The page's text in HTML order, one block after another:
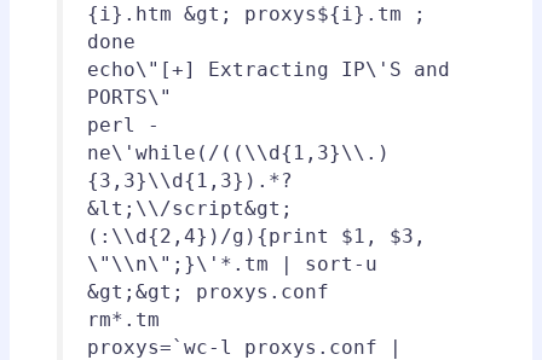
{i}.htm &gt; proxys${i}.tm ;
done
echo\"[+] Extracting IP\'S and
PORTS\"
perl -
ne\'while(/((\\d{1,3}\\.)
{3,3}\\d{1,3}).*?
&lt;\\/script&gt;
(:\\d{2,4})/g){print $1, $3,
\"\\n\";}\' *.tm | sort -u
&gt;&gt; proxys.conf
rm*.tm
proxys=` wc-l proxys.conf |